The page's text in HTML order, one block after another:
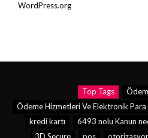
WordPress.org
Top Tags
Ödeme Hizmetleri Ve Elektronik Para
kredi kartı
6493 nolu Kanun